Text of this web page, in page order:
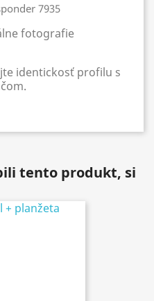
7935
fotografie
identickosť profilu s
tento produkt, si